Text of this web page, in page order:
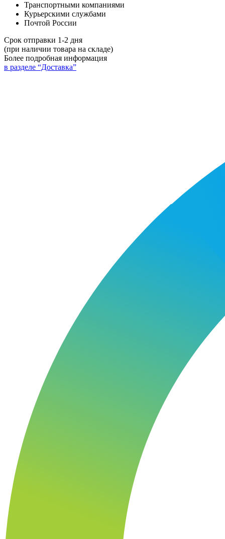
Транспортными компаниями
Курьерскими службами
Почтой России
Срок отправки 1-2 дня
(при наличии товара на складе)
Более подробная информация
в разделе “Доставка”